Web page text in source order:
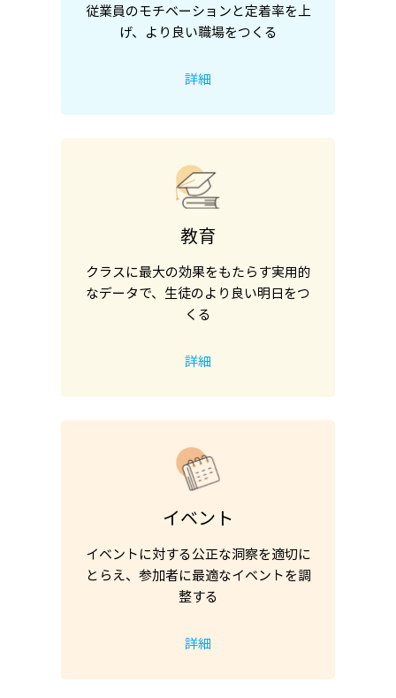
従業員のモチベーションと定着率を上
げ、より良い職場をつくる
詳細
教育
クラスに最大の効果をもたらす実用的
なデータで、生徒のより良い明日をつ
くる
詳細
イベント
イベントに対する公正な洞察を適切に
とらえ、参加者に最適なイベントを調
整する
詳細